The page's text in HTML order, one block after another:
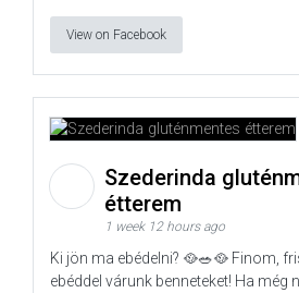
View on Facebook
Szederinda
étterem
1 week 12 hours ago
Ki jön ma ebédelni? 🥘🥗🥘 Finom,
ebéddel várunk benneteket! Ha még